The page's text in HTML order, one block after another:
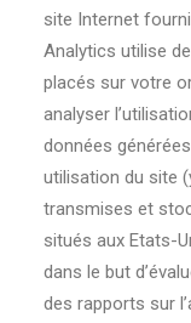
site Internet
Analytics utilise
placés sur votre
analyser
données
utilisation du site
transmises et
situés aux Etats-
dans le but
des rapports sur